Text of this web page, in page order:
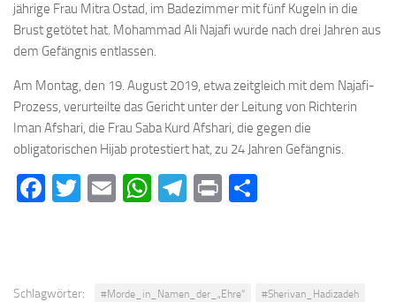
jährige Frau Mitra Ostad, im Badezimmer mit fünf Kugeln in die
Brust getötet hat. Mohammad Ali Najafi wurde nach drei Jahren aus
dem Gefängnis entlassen.
Am Montag, den 19. August 2019, etwa zeitgleich mit dem Najafi-
Prozess, verurteilte das Gericht unter der Leitung von Richterin
Iman Afshari, die Frau Saba Kurd Afshari, die gegen die
obligatorischen Hijab protestiert hat, zu 24 Jahren Gefängnis.
Facebook
Twitter
EmailWhatsApp
Telegram
Print
Schlagwörter: #Morde_in_Namen_der_„Ehre“
#Sherivan_Hadizadeh